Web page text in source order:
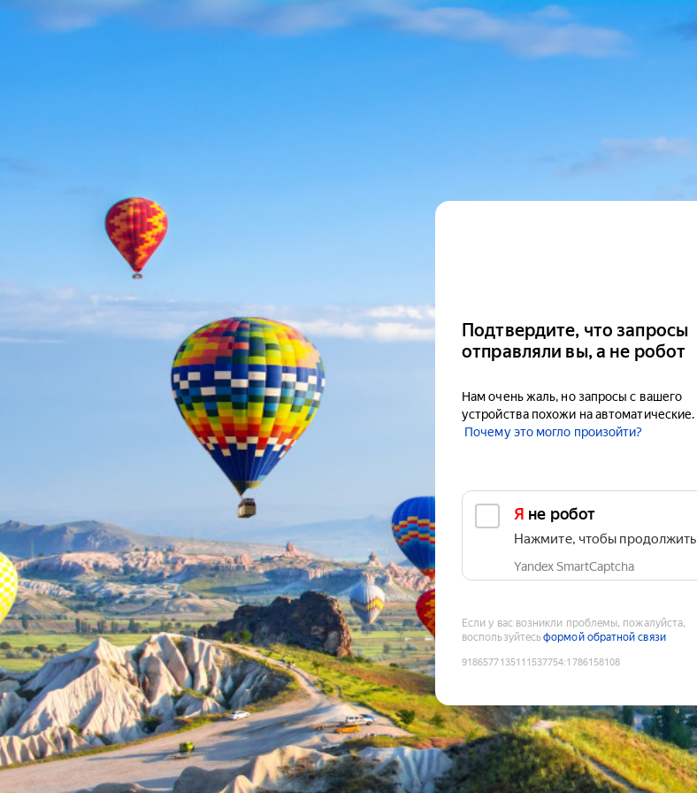
Подтвердите, что запросы
отправляли вы, а не робот
Нам очень жаль, но запросы с вашего
устройства похожи на автоматические.
Почему это могло произойти?
Я не робот
Нажмите, чтобы продолжить
Yandex SmartCaptcha
Если у вас возникли проблемы, пожалуйста,
воспользуйтесьформой обратной связи
9186577135111537754:1786158108